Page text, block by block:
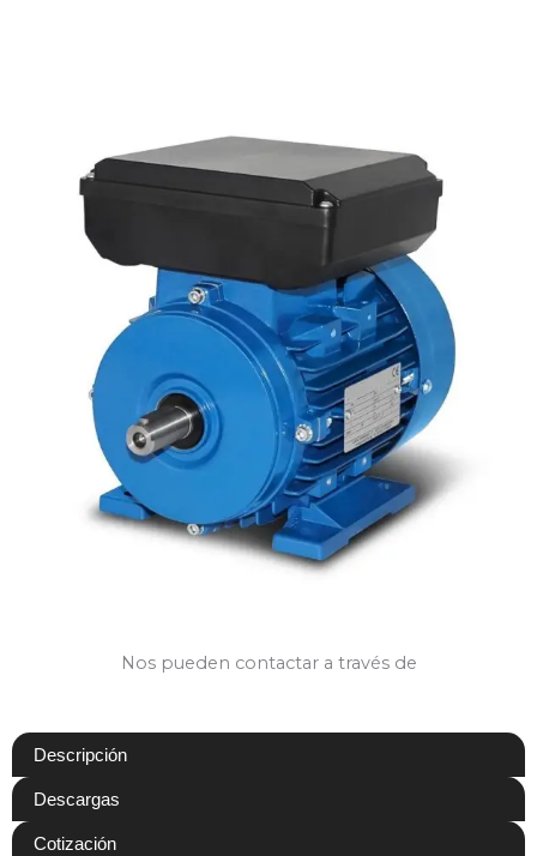
Nos pueden contactar a través de
Descripción
Descargas
Cotización